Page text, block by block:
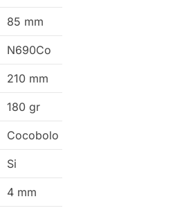
85 mm
N690Co
210 mm
180 gr
Cocobolo
Si
4 mm